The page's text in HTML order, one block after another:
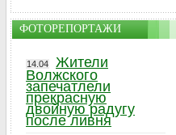
ФОТОРЕПОРТАЖИ
14.04
Жители
Волжского
запечатлели
прекрасную
двойную радугу
после ливня